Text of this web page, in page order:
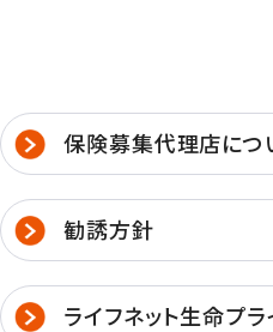
保険募集代理店につ
勧誘方針
ライフネット生命プ